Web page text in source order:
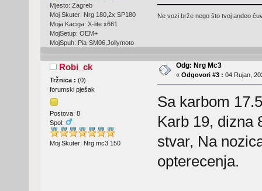
Mjesto: Zagreb
Moj Skuter: Nrg 180,2x SP180
Moja Kaciga: X-lite x661
MojSetup: OEM+
MojSpuh: Pia-SM06,Jollymoto
Ne vozi brže nego što tvoj andeo
Robi_ck
Tržnica : (0)
forumski pješak
Postova: 8
Spol:
Moj Skuter: Nrg mc3 150
Odg: Nrg Mc3
« Odgovori #3 : 04 Rujan,
Sa karbom
Karb 19, dizna
stvar, Na
opterecenja.